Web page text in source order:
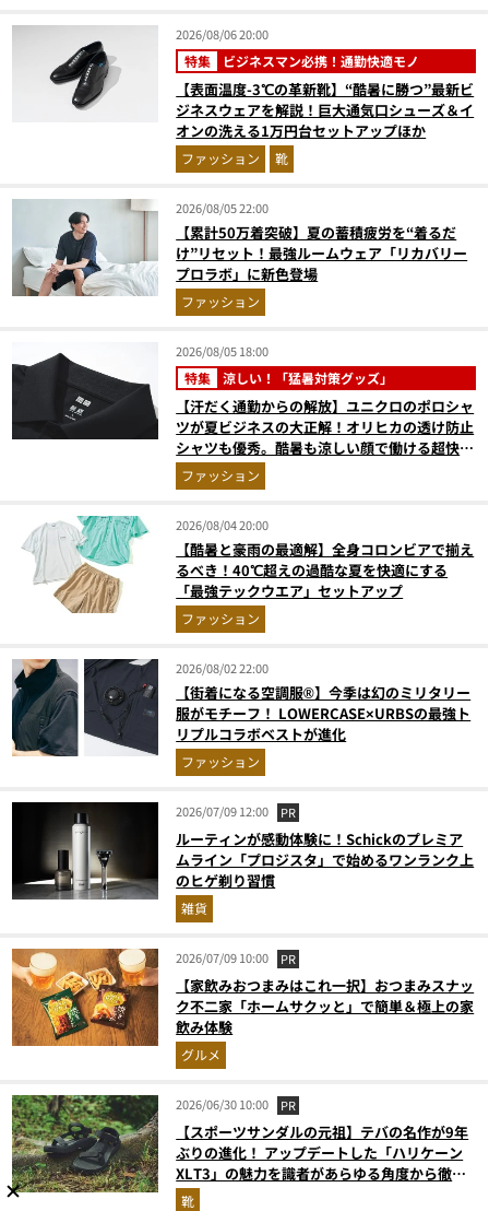
2026/08/06 20:00
特集 ビジネスマン必携！通勤快適モノ
【表面温度-3℃の革新靴】“酷暑に勝つ”最新ビ
ジネスウェアを解説！巨大通気口シューズ＆イ
オンの洗える1万円台セットアップほか
ファッション 靴
2026/08/05 22:00
【累計50万着突破】夏の蓄積疲労を“着るだ
け”リセット！最強ルームウェア「リカバリー
プロラボ」に新色登場
ファッション
2026/08/05 18:00
特集 涼しい！「猛暑対策グッズ」
【汗だく通勤からの解放】ユニクロのポロシャ
ツが夏ビジネスの大正解！オリヒカの透け防止
シャツも優秀。酷暑も涼しい顔で働ける超快適
ウエアの実力
ファッション
2026/08/04 20:00
【酷暑と豪雨の最適解】全身コロンビアで揃え
るべき！40℃超えの過酷な夏を快適にする
「最強テックウエア」セットアップ
ファッション
2026/08/02 22:00
【街着になる空調服®】今季は幻のミリタリー
服がモチーフ！ LOWERCASE×URBSの最強ト
リプルコラボベストが進化
ファッション
2026/07/09 12:00 PR
ルーティンが感動体験に！Schickのプレミア
ムライン「プロジスタ」で始めるワンランク上
のヒゲ剃り習慣
雑貨
2026/07/09 10:00 PR
【家飲みおつまみはこれ一択】おつまみスナッ
ク不二家「ホームサクッと」で簡単＆極上の家
飲み体験
グルメ
2026/06/30 10:00 PR
【スポーツサンダルの元祖】テバの名作が9年
ぶりの進化！ アップデートした「ハリケーン
XLT3」の魅力を識者があらゆる角度から徹底
解説！
靴